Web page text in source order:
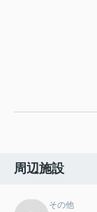
周辺施設
その他